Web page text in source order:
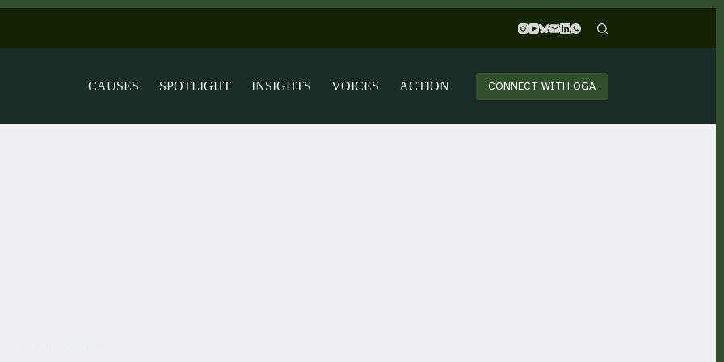
CAUSES SPOTLIGHT INSIGHTS VOICES ACTION CONNECT WITH OGA